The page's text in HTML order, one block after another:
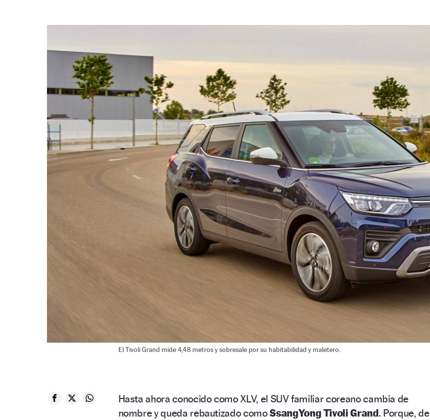
El Tivoli Grand mide 4,48 metros y sobresale por su habitabilidad y maletero.
Hasta ahora conocido como XLV, el SUV familiar coreano cambia de
nombre y queda rebautizado comoSsangYong Tivoli Grand. Porque, de